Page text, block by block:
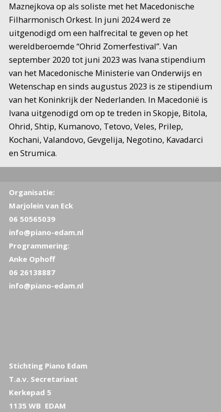
Maznejkova op als soliste met het Macedonische
Filharmonisch Orkest. In juni 2024 werd ze
uitgenodigd om een ​​halfrecital te geven op het
wereldberoemde “Ohrid Zomerfestival”. Van
september 2020 tot juni 2023 was Ivana stipendium
van het Macedonische Ministerie van Onderwijs en
Wetenschap en sinds augustus 2023 is ze stipendium
van het Koninkrijk der Nederlanden. In Macedonië is
Ivana uitgenodigd om op te treden in Skopje, Bitola,
Ohrid, Shtip, Kumanovo, Tetovo, Veles, Prilep,
Kochani, Valandovo, Gevgelija, Negotino, Kavadarci
en Strumica.
Organisatie:
Marjolein van Eck
06 50565039
info@piano-edam.nl
Programmering:
Anke Ophoff
06 26138887
info@piano-edam.nl
Stichting Piano Edam
T.a.v. Secretariaat
Kerkepad 5
1135 WB EDAM